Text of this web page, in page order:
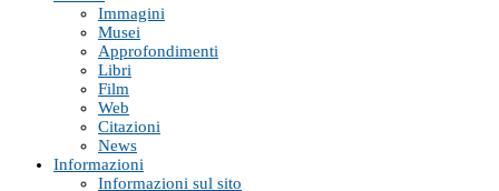
Immagini
Musei
Approfondimenti
Libri
Film
Web
Citazioni
News
Informazioni
Informazioni sul sito